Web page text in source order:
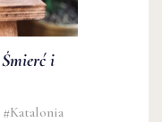
Śmierć i
#Katalonia